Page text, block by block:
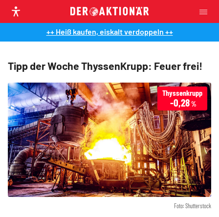
++ Heiß kaufen, eiskalt verdoppeln ++
Tipp der Woche ThyssenKrupp: Feuer frei!
Foto: Shutterstock
Thyssenkrupp
-0,28%